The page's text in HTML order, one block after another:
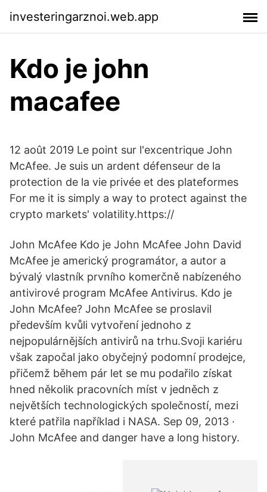
investeringarznoi.web.app
Kdo je john
macafee
12 août 2019 Le point sur l'excentrique John
McAfee. Je suis un ardent défenseur de la
protection de la vie privée et des plateformes
For me it is simply a way to protect against the
crypto markets' volatility.https://
John McAfee Kdo je John McAfee John David
McAfee je americký programátor, a autor a
bývalý vlastník prvního komerčně nabízeného
antivirové program McAfee Antivirus. Kdo je
John McAfee? John McAfee se proslavil
především kvůli vytvoření jednoho z
nejpopulárnějších antivirů na trhu.Svoji kariéru
však započal jako obyčejný podomní prodejce,
přičemž během pár let se mu podařilo získat
hned několik pracovních míst v jedněch z
největších technologických společností, mezi
které patřila například i NASA. Sep 09, 2013 ·
John McAfee and danger have a long history.